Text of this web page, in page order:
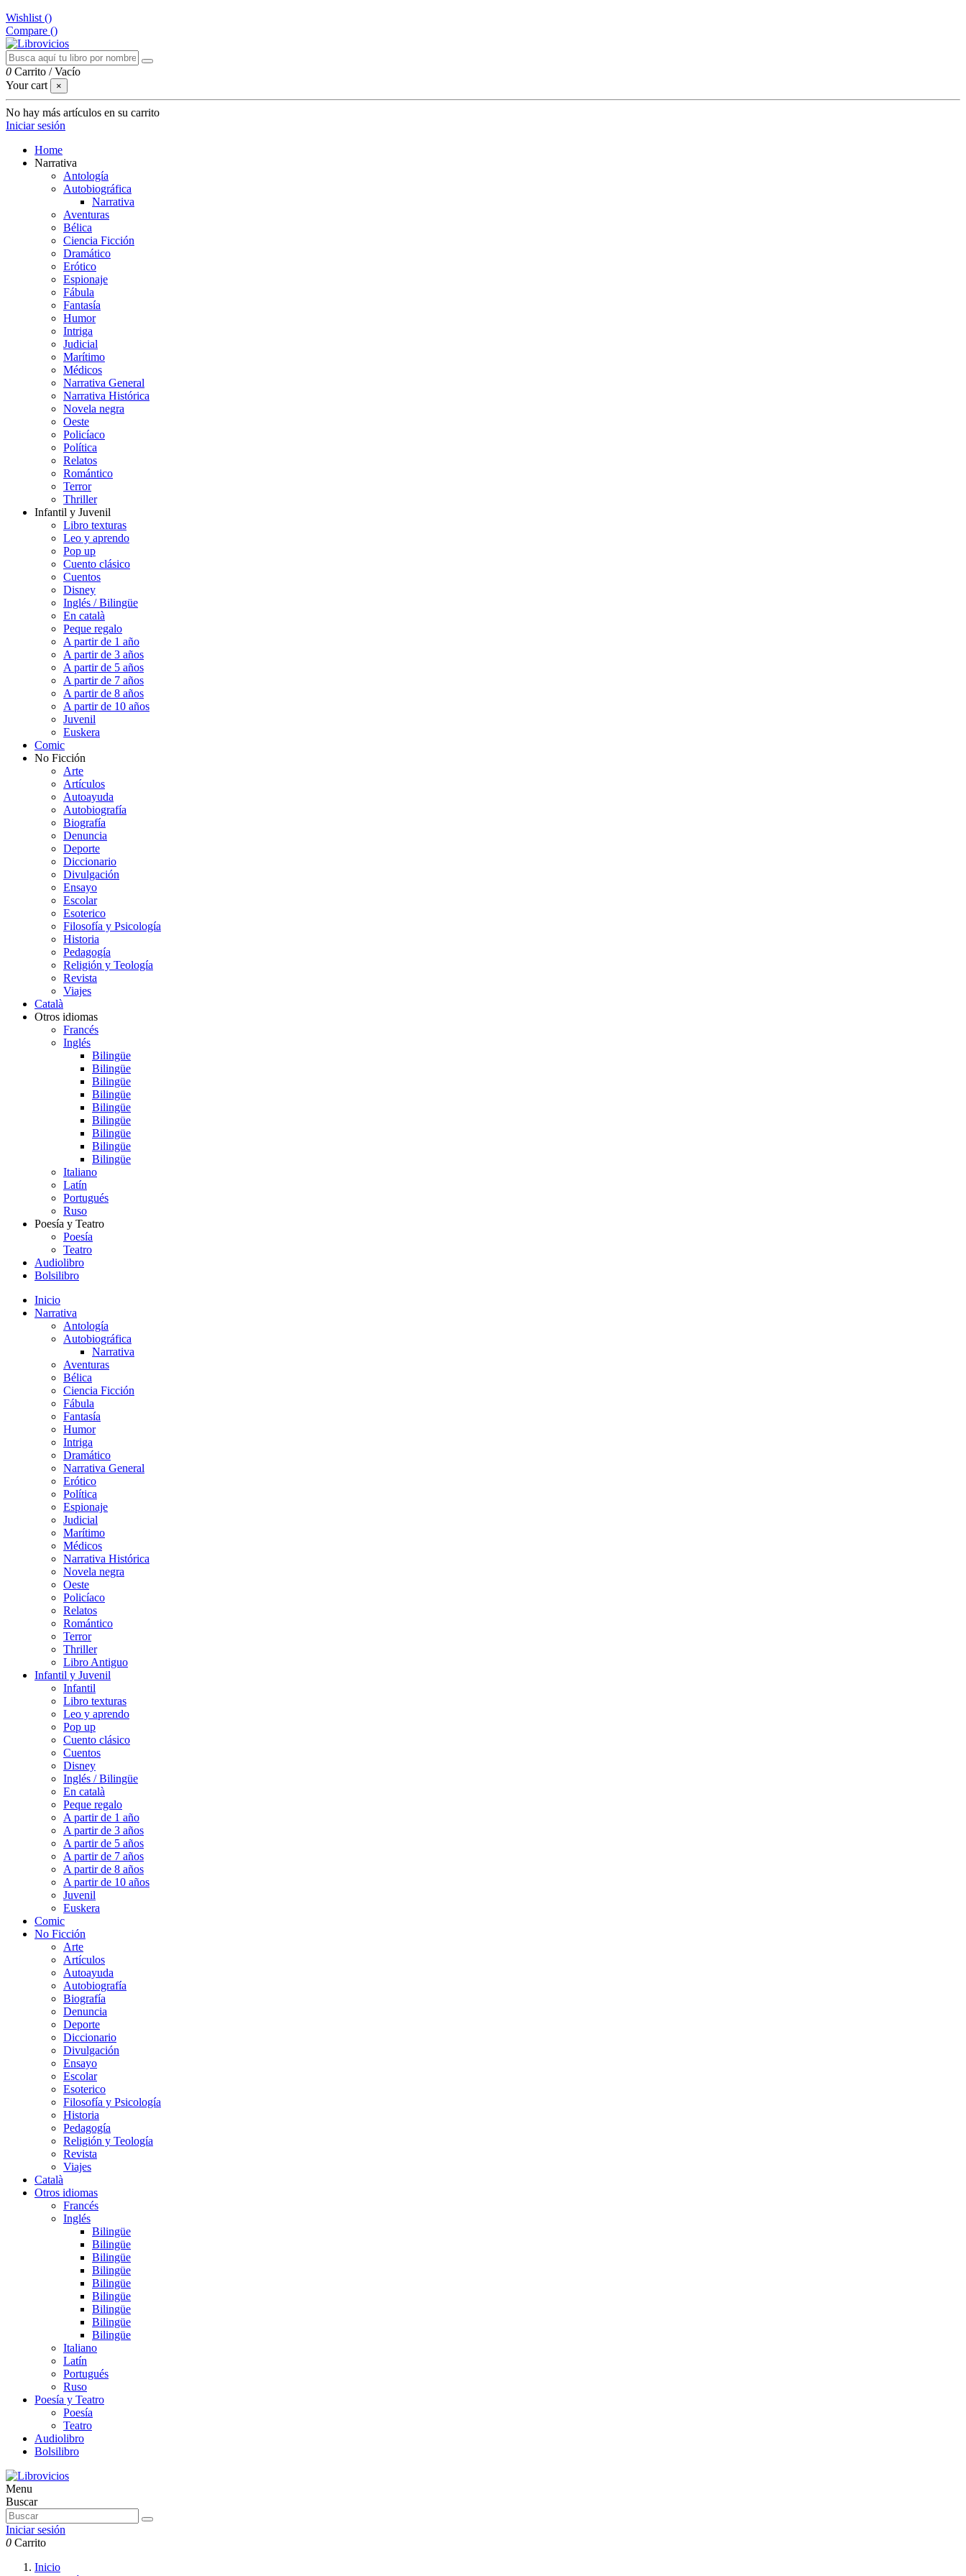
Wishlist ()
Compare ()
0 Carrito /Vacío
Your cart
×
No hay más artículos en su carrito
Iniciar sesión
Home
Narrativa
Antología
Autobiográfica
Narrativa
Aventuras
Bélica
Ciencia Ficción
Dramático
Erótico
Espionaje
Fábula
Fantasía
Humor
Intriga
Judicial
Marítimo
Médicos
Narrativa General
Narrativa Histórica
Novela negra
Oeste
Policíaco
Política
Relatos
Romántico
Terror
Thriller
Infantil y Juvenil
Libro texturas
Leo y aprendo
Pop up
Cuento clásico
Cuentos
Disney
Inglés / Bilingüe
En català
Peque regalo
A partir de 1 año
A partir de 3 años
A partir de 5 años
A partir de 7 años
A partir de 8 años
A partir de 10 años
Juvenil
Euskera
Comic
No Ficción
Arte
Artículos
Autoayuda
Autobiografía
Biografía
Denuncia
Deporte
Diccionario
Divulgación
Ensayo
Escolar
Esoterico
Filosofía y Psicología
Historia
Pedagogía
Religión y Teología
Revista
Viajes
Català
Otros idiomas
Francés
Inglés
Bilingüe
Bilingüe
Bilingüe
Bilingüe
Bilingüe
Bilingüe
Bilingüe
Bilingüe
Bilingüe
Italiano
Latín
Portugués
Ruso
Poesía y Teatro
Poesía
Teatro
Audiolibro
Bolsilibro
Inicio
Narrativa
Antología
Autobiográfica
Narrativa
Aventuras
Bélica
Ciencia Ficción
Fábula
Fantasía
Humor
Intriga
Dramático
Narrativa General
Erótico
Política
Espionaje
Judicial
Marítimo
Médicos
Narrativa Histórica
Novela negra
Oeste
Policíaco
Relatos
Romántico
Terror
Thriller
Libro Antiguo
Infantil y Juvenil
Infantil
Libro texturas
Leo y aprendo
Pop up
Cuento clásico
Cuentos
Disney
Inglés / Bilingüe
En català
Peque regalo
A partir de 1 año
A partir de 3 años
A partir de 5 años
A partir de 7 años
A partir de 8 años
A partir de 10 años
Juvenil
Euskera
Comic
No Ficción
Arte
Artículos
Autoayuda
Autobiografía
Biografía
Denuncia
Deporte
Diccionario
Divulgación
Ensayo
Escolar
Esoterico
Filosofía y Psicología
Historia
Pedagogía
Religión y Teología
Revista
Viajes
Català
Otros idiomas
Francés
Inglés
Bilingüe
Bilingüe
Bilingüe
Bilingüe
Bilingüe
Bilingüe
Bilingüe
Bilingüe
Bilingüe
Italiano
Latín
Portugués
Ruso
Poesía y Teatro
Poesía
Teatro
Audiolibro
Bolsilibro
Menu
Buscar
Iniciar sesión
0 Carrito
Inicio